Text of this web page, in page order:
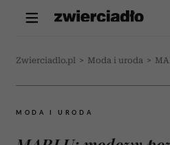
Zwierciadlo.pl > Moda i uroda >
MODA I URODA